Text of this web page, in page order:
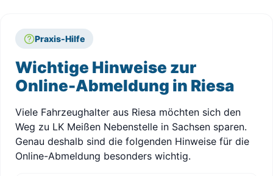
Praxis-Hilfe
Wichtige Hinweise zur
Online-Abmeldung in Riesa
Viele Fahrzeughalter aus Riesa möchten sich den
Weg zu LK Meißen Nebenstelle in Sachsen sparen.
Genau deshalb sind die folgenden Hinweise für die
Online-Abmeldung besonders wichtig.